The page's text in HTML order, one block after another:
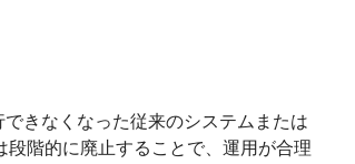
きなくなった従来のシステムまたは
階的に廃止することで、運用が合理